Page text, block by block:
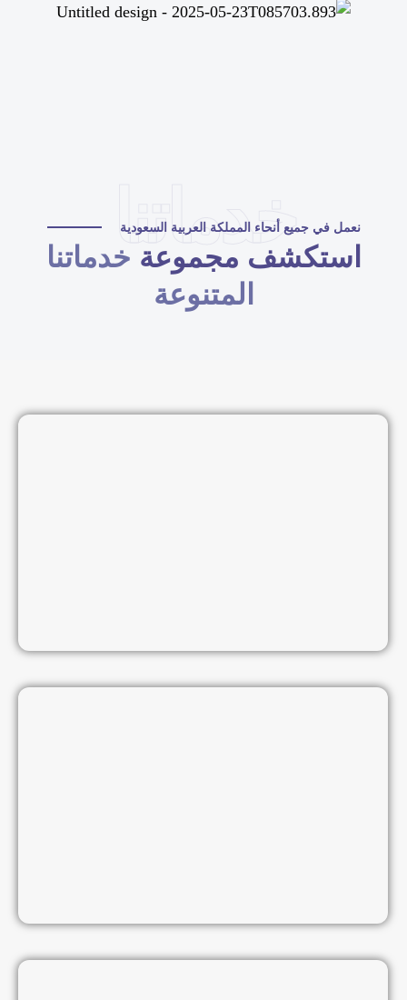
خدماتنا
نعمل في جميع أنحاء المملكة العربية السعودية
استكشف مجموعةخدماتنا
المتنوعة